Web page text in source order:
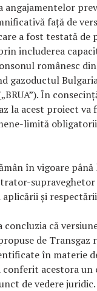
angajamentelor
față de
a fost testată de
includerea
românesc
gazoductul
În
la acest proiect va
limită
în vigoare până
și
concluzia că
de Transgaz
în materie
acestora un
de vedere juridic.